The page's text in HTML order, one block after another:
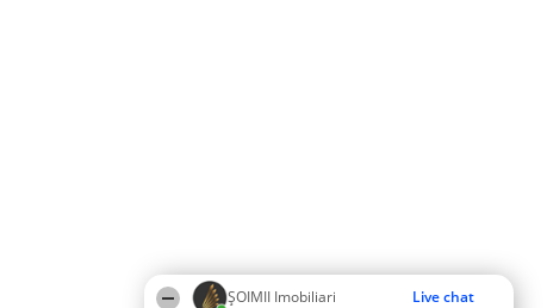
ȘOIMII Imobiliari Live chat